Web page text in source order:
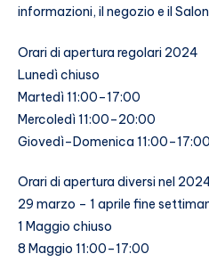
informazioni, il negozio e il
Orari di apertura regolari 2024
Lunedì chiuso
Martedì 11:00–17:00
Mercoledì 11:00–20:00
Giovedì–Domenica 11:00–17:00
Orari di apertura diversi nel
29 marzo – 1 aprile fine
1 Maggio chiuso
8 Maggio 11:00–17:00